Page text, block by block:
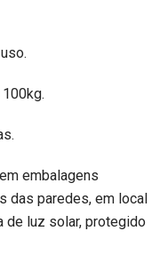
embalagens
das paredes, em local
de luz solar, protegido